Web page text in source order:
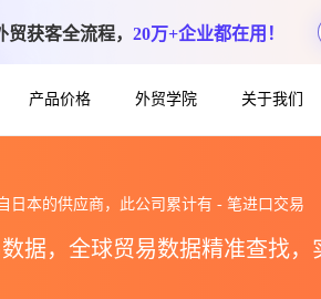
获客全流程， 20万+企业都在用！
产品价格 外贸学院 关于我们
日本的供应商，此公司累计有 - 笔进口交易
据，全球贸易数据精准查找